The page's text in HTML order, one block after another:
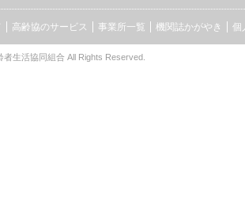
高齢協のサービス 事業所一覧 機関誌かがやき 個
者生活協同組合 All Rights Reserved.